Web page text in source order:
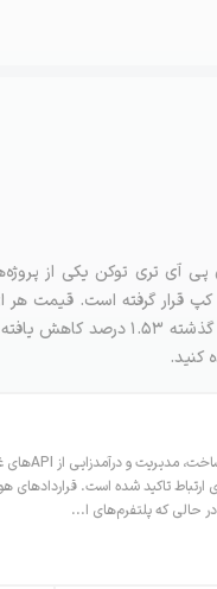
معادل ۰.۱۹ تتر است و نسبت
کنید.
حالی که پلتفرم‌های ا...